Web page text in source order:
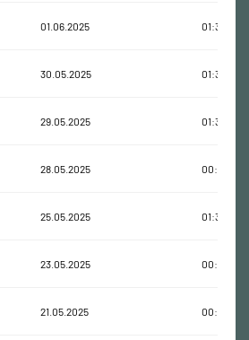
01.06.2025 01:35:01
30.05.2025 01:35:02
29.05.2025 01:30:35
28.05.2025 00:59:26
25.05.2025 01:33:24
23.05.2025 00:34:40
21.05.2025 00:36:39